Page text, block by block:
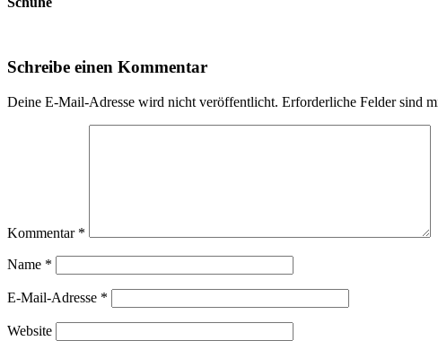
Schreibe einen Kommentar
Deine E-Mail-Adresse wird nicht veröffentlicht. Erforderliche Felder sind
Kommentar *
Name *
E-Mail-Adresse *
Website